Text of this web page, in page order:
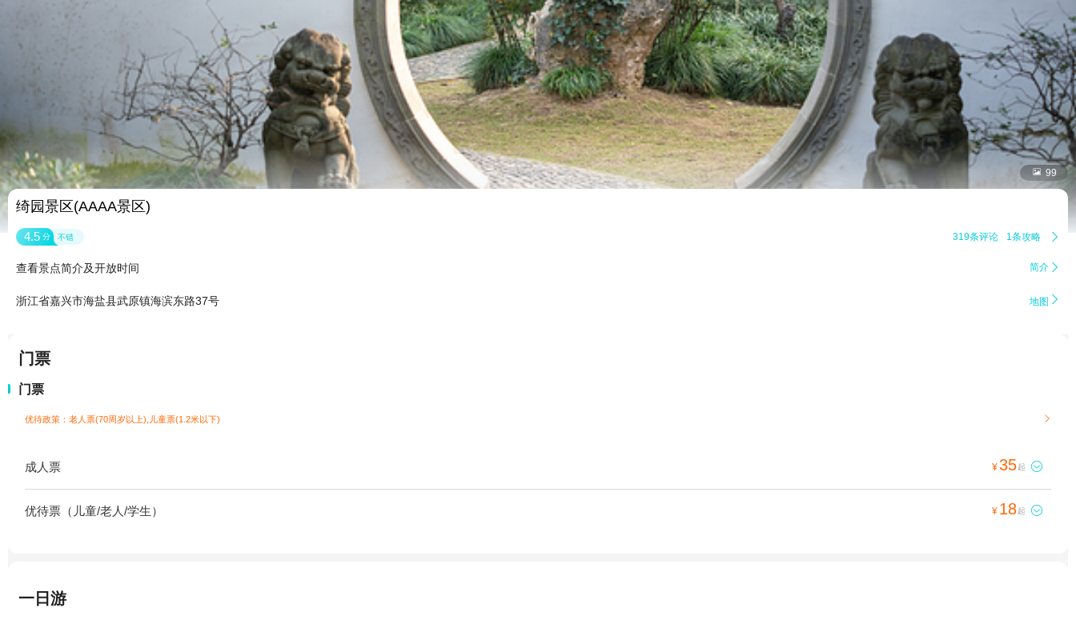
 99
绮园景区(AAAA景区)
4.5 分 不错 319条评论 1条攻略 
查看景点简介及开放时间 简介 
浙江省嘉兴市海盐县武原镇海滨东路37号 地图 
门票
门票
优待政策：老人票(70周岁以上),儿童票(1.2米以下) 
成人票 ¥35起 
优待票（儿童/老人/学生） ¥ 18起 
一日游